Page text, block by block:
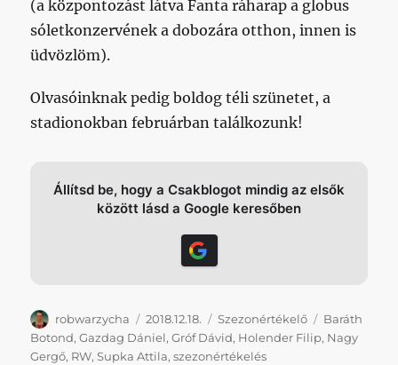
(a központozást látva Fanta ráharap a globus
sóletkonzervének a dobozára otthon, innen is
üdvözlöm).
Olvasóinknak pedig boldog téli szünetet, a
stadionokban februárban találkozunk!
Állítsd be, hogy a Csakblogot mindig az elsők
között lásd a Google keresőben
Szerző
robwarzycha Közzétéve
2018.12.18. Kategória
Szezonértékelő Címke
Baráth
Botond,Gazdag Dániel,Gróf Dávid, Holender Filip, Nagy
Gergő, RW,Supka Attila,szezonértékelés